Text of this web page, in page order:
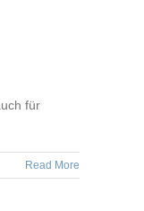
für
Read More